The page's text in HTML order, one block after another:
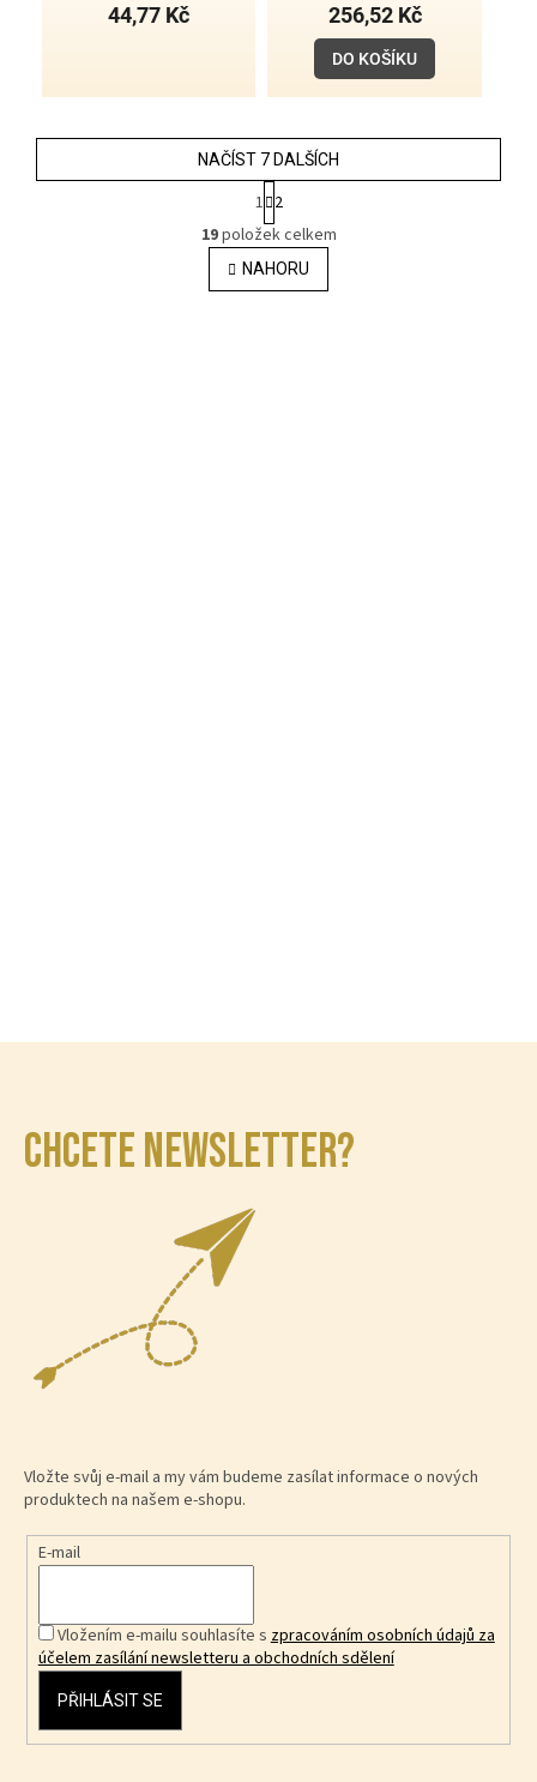
44,77 Kč 256,52 Kč
DO KOŠÍKU
O
v
l
á
NAČÍST 7 DALŠÍCH
t
r
á
n
k
1 2
19položek celkem
NAHORU
CHCETE NEWSLETTER?
Vložte svůj e-mail a my vám budeme zasílat informace o nových
produktech na našem e-shopu.
E-mail
Vložením e-mailu souhlasíte szpracováním osobních údajů za
účelem zasílání newsletteru a obchodních sdělení
PŘIHLÁSIT SE